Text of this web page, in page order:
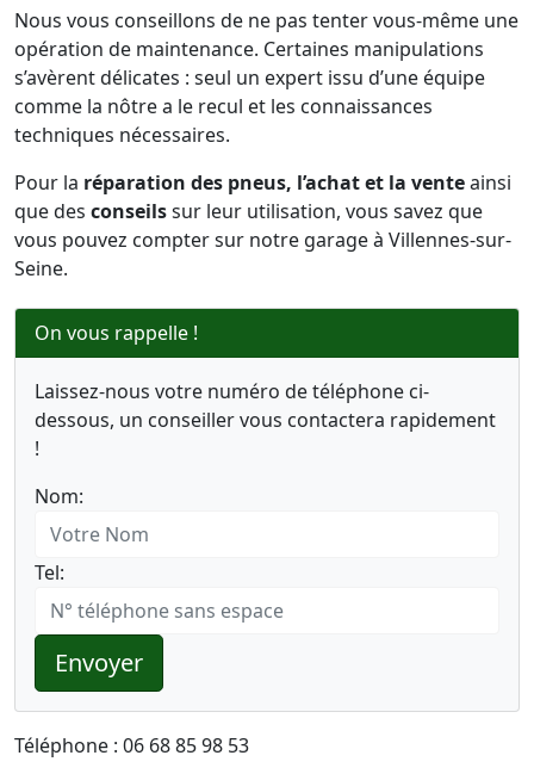
Nous vous conseillons de ne pas tenter vous-même une
opération de maintenance. Certaines manipulations
s’avèrent délicates : seul un expert issu d’une équipe
comme la nôtre a le recul et les connaissances
techniques nécessaires.
Pour la réparation des pneus, l’achat et la venteainsi
que des conseilssur leur utilisation, vous savez que
vous pouvez compter sur notre garage à Villennes-sur-
Seine.
On vous rappelle !
Laissez-nous votre numéro de téléphone ci-
dessous, un conseiller vous contactera rapidement
!
Nom:
Tel:
Envoyer
Téléphone : 06 68 85 98 53